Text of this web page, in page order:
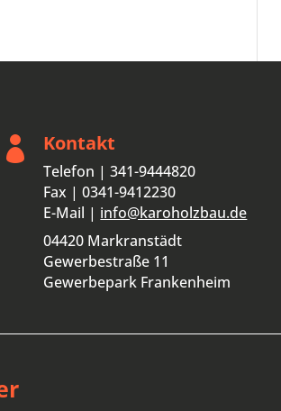
 Kontakt
Telefon | 341-9444820
Fax | 0341-9412230
E-Mail | info@karoholzbau.de
04420 Markranstädt
Gewerbestraße 11
Gewerbepark Frankenheim